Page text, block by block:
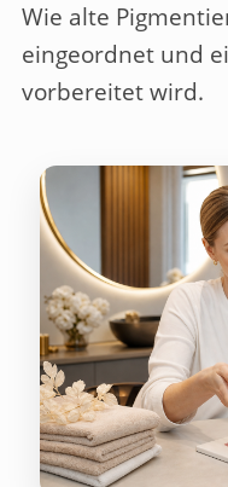
Wie alte
eingeordnet und
vorbereitet wird.